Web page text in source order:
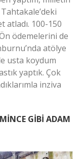
atladı. 100-150
ödemelerini de
atölye
usta koydum
yaptık. Çok
inziva
GİBİ ADAM